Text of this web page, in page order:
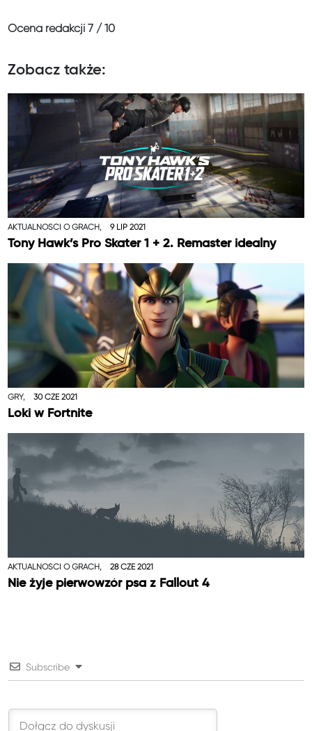
Ocena redakcji7 / 10
Zobacz także:
AKTUALNOŚCI O GRACH, 9 LIP 2021
Tony Hawk’s Pro Skater 1 + 2. Remaster idealny
GRY, 30 CZE 2021
Loki w Fortnite
AKTUALNOŚCI O GRACH, 28 CZE 2021
Nie żyje pierwowzór psa z Fallout 4
Subscribe